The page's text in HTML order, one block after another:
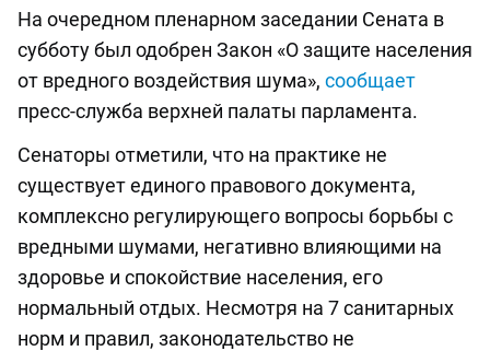
На очередном пленарном заседании Сената в
субботу был одобрен Закон «О защите населения
от вредного воздействия шума», сообщает
пресс-служба верхней палаты парламента.
Сенаторы отметили, что на практике не
существует единого правового документа,
комплексно регулирующего вопросы борьбы с
вредными шумами, негативно влияющими на
здоровье и спокойствие населения, его
нормальный отдых. Несмотря на 7 санитарных
норм и правил, законодательство не